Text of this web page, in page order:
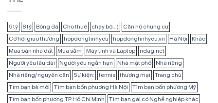
5 tỷ 8 tỷ Bóng đá Cho thuê chạy bộ...)
Căn hộ chung cư
Cơ hội giao thương
hopdongtinhyeu hopdongtinhyeu.vn Hà Nội
Khác
Mua bán nhà đất
Mua sắm Máy tính và Laptop
ndag.net
Người yêu lâu dài
Người yêu ngắn hạn Nhà mặt phố
Nhà riêng
Nhà riêng/ nguyên căn
Sự kiện: tennis thương mại
Trang chủ
Tìm bạn bè mới
Tìm bạn bốn phương Hà Nội
Tìm bạn bốn phương Mỹ
Tìm bạn bốn phương TP Hồ Chí Minh
Tìm bạn gái có Nghề nghiệp khác